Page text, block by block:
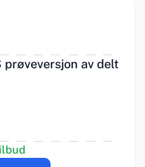
prøveversjon av delt